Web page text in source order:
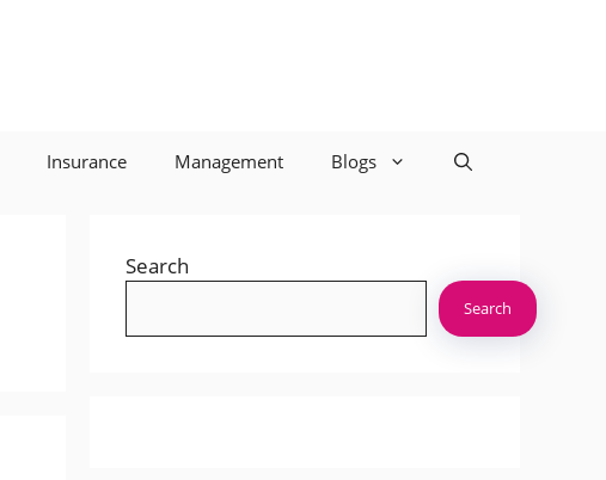
Insurance Management Blogs
Search
Search